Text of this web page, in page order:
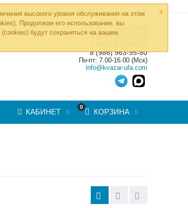
×
высокого уровня обслуживания на этом
Продолжая его использование, вы
будут сохраняться на вашем
8 (800) 700-19-50
8 (495) 255-77-08
8 (986) 963-95-80
Пн-пт: 7.00-16.00 (Мск)
info@kvazar-ufa.com
0
КОРЗИНА
КАБИНЕТ